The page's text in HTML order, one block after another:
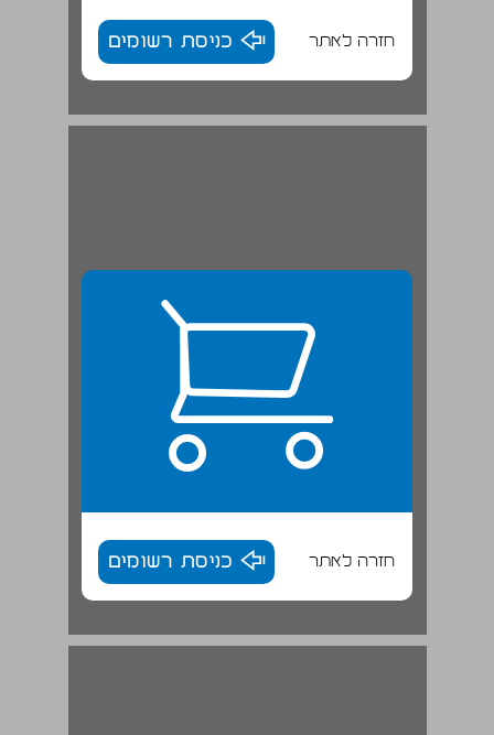
חזרה לאתר כניסת רשומים
חזרה לאתר כניסת רשומים
ב. חילול מעשר שני שאין בו שווה פרוטה על מעות הראשונות ... 24